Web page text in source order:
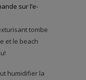
sur l’e-
tombe
et le beach
humidifier la